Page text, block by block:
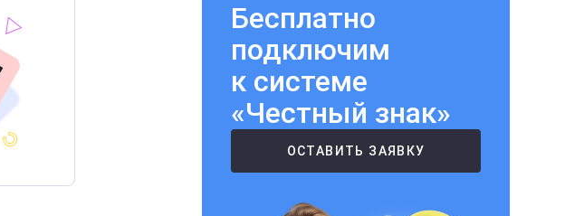
Бесплатно
подключим
к системе
«Честный знак»
ОСТАВИТЬ ЗАЯВКУ